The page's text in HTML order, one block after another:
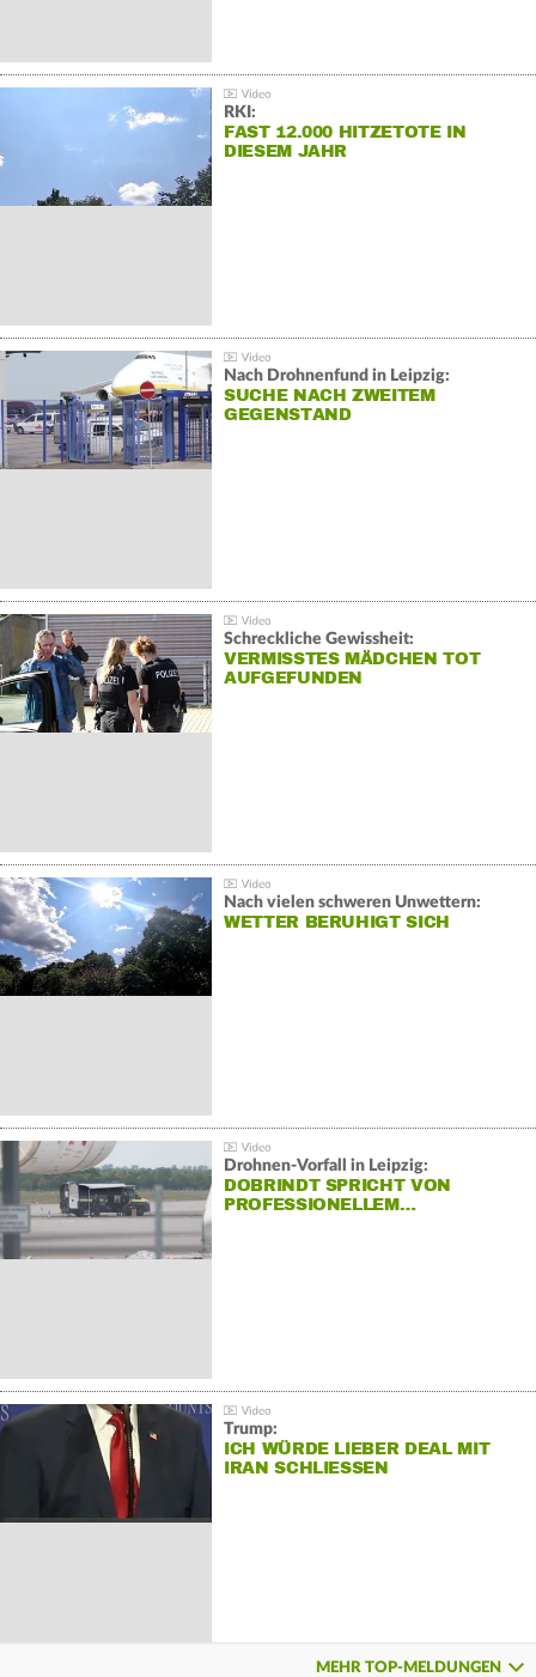
RKI:
FAST 12.000 HITZETOTE IN
DIESEM JAHR
Nach Drohnenfund in Leipzig:
SUCHE NACH ZWEITEM
GEGENSTAND
Schreckliche Gewissheit:
VERMISSTES MÄDCHEN TOT
AUFGEFUNDEN
Nach vielen schweren Unwettern:
WETTER BERUHIGT SICH
Drohnen-Vorfall in Leipzig:
DOBRINDT SPRICHT VON
PROFESSIONELLEM…
Trump:
ICH WÜRDE LIEBER DEAL MIT
IRAN SCHLIESSEN
MEHR TOP-MELDUNGEN